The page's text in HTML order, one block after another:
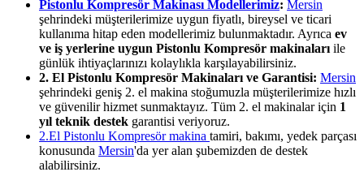
Pistonlu Kompresör Makinası Modellerimiz: Mersin
şehrindeki müşterilerimize uygun fiyatlı, bireysel ve ticari
kullanıma hitap eden modellerimiz bulunmaktadır. Ayrıca ev
ve iş yerlerine uygun Pistonlu Kompresör makinaları ile
günlük ihtiyaçlarınızı kolaylıkla karşılayabilirsiniz.
2. El Pistonlu Kompresör Makinaları ve Garantisi: Mersin
şehrindeki geniş 2. el makina stoğumuzla müşterilerimize hızlı
ve güvenilir hizmet sunmaktayız. Tüm 2. el makinalar için 1
yıl teknik destek garantisi veriyoruz.
2.El Pistonlu Kompresör makina tamiri, bakımı, yedek parçası
konusunda Mersin'da yer alan şubemizden de destek
alabilirsiniz.